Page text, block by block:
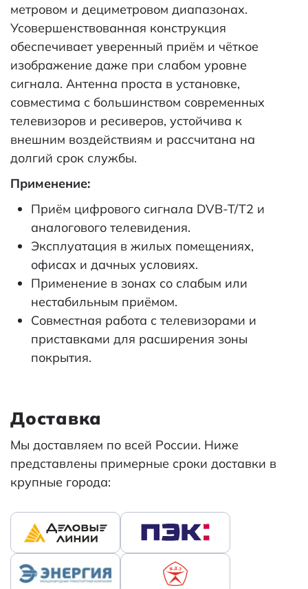
метровом и дециметровом диапазонах.
Усовершенствованная конструкция
обеспечивает уверенный приём и чёткое
изображение даже при слабом уровне
сигнала. Антенна проста в установке,
совместима с большинством современных
телевизоров и ресиверов, устойчива к
внешним воздействиям и рассчитана на
долгий срок службы.
Применение:
Приём цифрового сигнала DVB-T/T2 и
аналогового телевидения.
Эксплуатация в жилых помещениях,
офисах и дачных условиях.
Применение в зонах со слабым или
нестабильным приёмом.
Совместная работа с телевизорами и
приставками для расширения зоны
покрытия.
Доставка
Мы доставляем по всей России. Ниже
представлены примерные сроки доставки в
крупные города: